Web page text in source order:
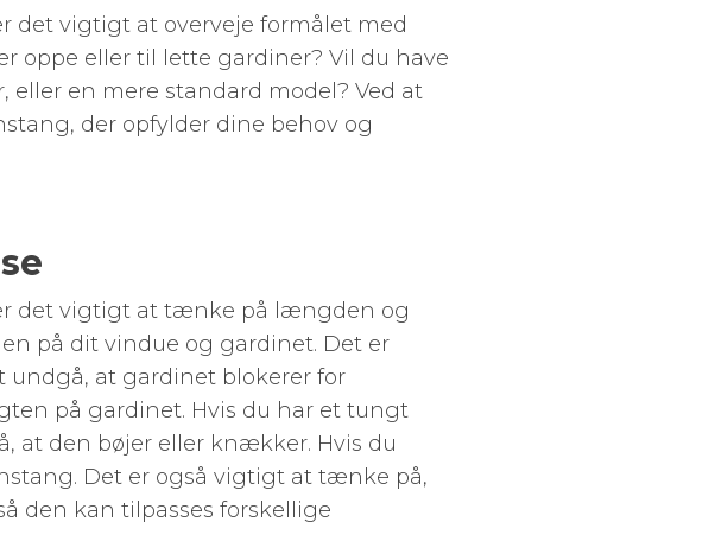
det vigtigt at overveje formålet med
oppe eller til lette gardiner? Vil du have
en mere standard model? Ved at
der opfylder dine behov og
det vigtigt at tænke på længden og
på dit vindue og gardinet. Det er
at gardinet blokerer for
på gardinet. Hvis du har et tungt
at den bøjer eller knækker. Hvis du
Det er også vigtigt at tænke på,
den kan tilpasses forskellige